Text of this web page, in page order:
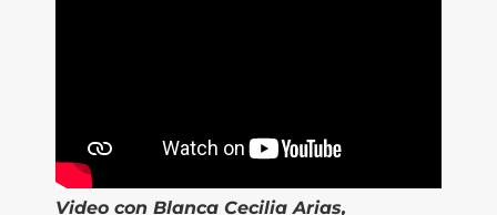
Video con Blanca Cecilia Arias,